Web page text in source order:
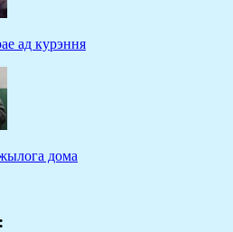
ад курэння
дома